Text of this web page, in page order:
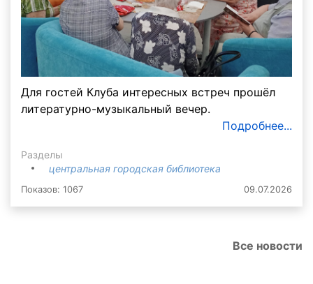
Для гостей Клуба интересных встреч прошёл
литературно-музыкальный вечер.
Подробнее...
Разделы
центральная городская библиотека
Показов: 1067 09.07.2026
Все новости